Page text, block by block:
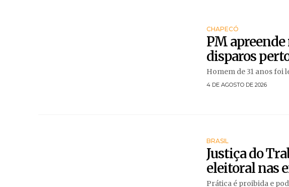
CHAPECÓ
PM
disparos
Homem de 31 anos foi
4 DE AGOSTO DE 2026
BRASIL
Justiça do
eleitoral nas
Prática é proibida e